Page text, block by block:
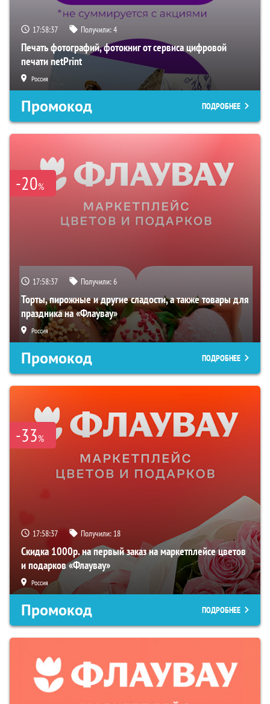
17:58:36 Получили:4
Печать фотографий, фотокниг от сервиса цифровой
печати netPrint
Россия
Промокод ПОДРОБНЕЕ
-20%
17:58:36 Получили:6
Торты, пирожные и другие сладости, а также товары для
праздника на «Флаувау»
Россия
Промокод ПОДРОБНЕЕ
-33%
17:58:36 Получили: 18
Скидка 1000р. на первый заказ на маркетплейсе цветов
и подарков «Флаувау»
Россия
Промокод ПОДРОБНЕЕ